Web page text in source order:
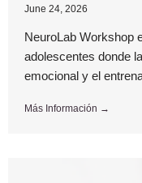
June 24, 2026
NeuroLab Workshop
adolescentes donde
emocional y el
Más Información →